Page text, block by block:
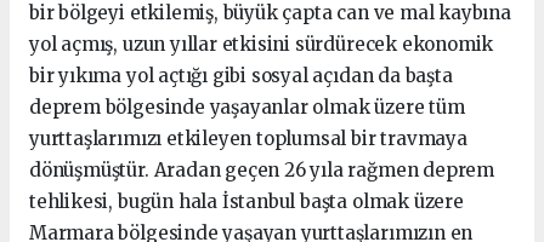
bir bölgeyi etkilemiş, büyük çapta can ve mal kaybına
yol açmış, uzun yıllar etkisini sürdürecek ekonomik
bir yıkıma yol açtığı gibi sosyal açıdan da başta
deprem bölgesinde yaşayanlar olmak üzere tüm
yurttaşlarımızı etkileyen toplumsal bir travmaya
dönüşmüştür. Aradan geçen 26 yıla rağmen deprem
tehlikesi, bugün hala İstanbul başta olmak üzere
Marmara bölgesinde yaşayan yurttaşlarımızın en